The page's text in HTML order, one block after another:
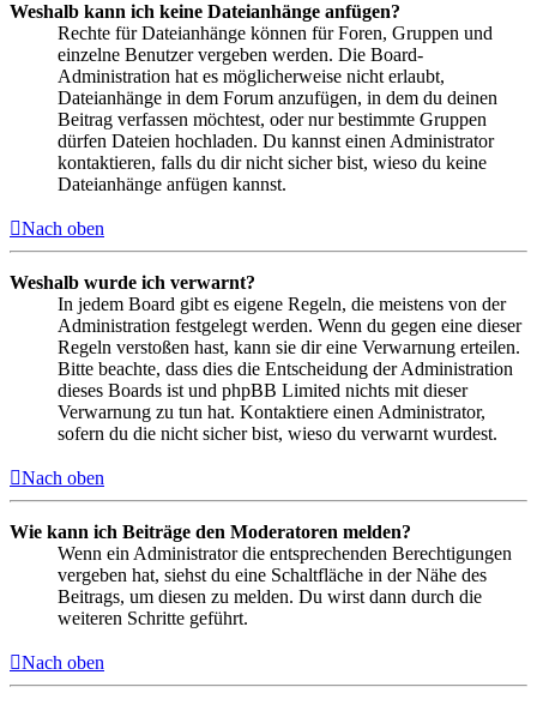
Weshalb kann ich keine Dateianhänge anfügen?
Rechte für Dateianhänge können für Foren, Gruppen und
einzelne Benutzer vergeben werden. Die Board-
Administration hat es möglicherweise nicht erlaubt,
Dateianhänge in dem Forum anzufügen, in dem du deinen
Beitrag verfassen möchtest, oder nur bestimmte Gruppen
dürfen Dateien hochladen. Du kannst einen Administrator
kontaktieren, falls du dir nicht sicher bist, wieso du keine
Dateianhänge anfügen kannst.
Nach oben
Weshalb wurde ich verwarnt?
In jedem Board gibt es eigene Regeln, die meistens von der
Administration festgelegt werden. Wenn du gegen eine dieser
Regeln verstoßen hast, kann sie dir eine Verwarnung erteilen.
Bitte beachte, dass dies die Entscheidung der Administration
dieses Boards ist und phpBB Limited nichts mit dieser
Verwarnung zu tun hat. Kontaktiere einen Administrator,
sofern du die nicht sicher bist, wieso du verwarnt wurdest.
Nach oben
Wie kann ich Beiträge den Moderatoren melden?
Wenn ein Administrator die entsprechenden Berechtigungen
vergeben hat, siehst du eine Schaltfläche in der Nähe des
Beitrags, um diesen zu melden. Du wirst dann durch die
weiteren Schritte geführt.
Nach oben